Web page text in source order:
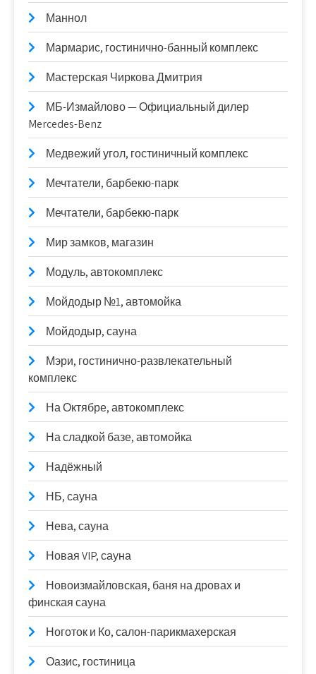
Маннол
Мармарис, гостинично-банный комплекс
Мастерская Чиркова Дмитрия
МБ-Измайлово — Официальный дилер
Mercedes-Benz
Медвежий угол, гостиничный комплекс
Мечтатели, барбекю-парк
Мечтатели, барбекю-парк
Мир замков, магазин
Модуль, автокомплекс
Мойдодыр №1, автомойка
Мойдодыр, сауна
Мэри, гостинично-развлекательный
комплекс
На Октябре, автокомплекс
На сладкой базе, автомойка
Надёжный
НБ, сауна
Нева, сауна
Новая VIP, сауна
Новоизмайловская, баня на дровах и
финская сауна
Ноготок и Ко, салон-парикмахерская
Оазис, гостиница